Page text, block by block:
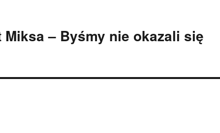
Miksa – Byśmy nie okazali się